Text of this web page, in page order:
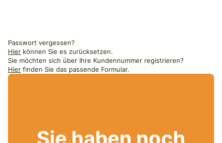
Passwort vergessen?
Hier können Sie es zurücksetzen.
Sie möchten sich über Ihre Kundennummer registrieren?
Hier finden Sie das passende Formular.